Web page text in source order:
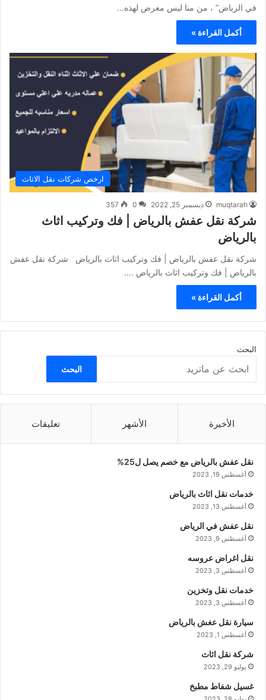
في الرياض” ، من منا ليس معرض لهذه…
أكمل القراءة »
ارخص شركات نقل الاثاث
muqtarah ديسمبر 25, 2022 0
357
شركة نقل عفش بالرياض | فك وتركيب اثاث
بالرياض
شركة نقل عفش بالرياض | فك وتركيب اثاث بالرياض شركة نقل عفش
بالرياض | فك وتركيب اثاث بالرياض .…
أكمل القراءة »
البحث
البحث
الأخيرة الأشهر تعليقات
نقل عفش بالرياض مع خصم يصل ل25%
أغسطس 19, 2023
خدمات نقل اثاث بالرياض
أغسطس 13, 2023
نقل عفش في الرياض
أغسطس 9, 2023
نقل اغراض عروسه
أغسطس 3, 2023
خدمات نقل وتخزين
أغسطس 3, 2023
سيارة نقل عغش بالرياض
أغسطس 1, 2023
شركة نقل اثاث
يوليو 29, 2023
غسيل شفاط مطبخ